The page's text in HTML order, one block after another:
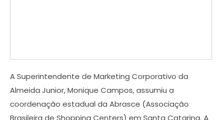
A Superintendente de Marketing Corporativo da
Almeida Junior, Monique Campos, assumiu a
coordenação estadual da Abrasce (Associação
Brasileira de Shopping Centers) em Santa Catarina. A